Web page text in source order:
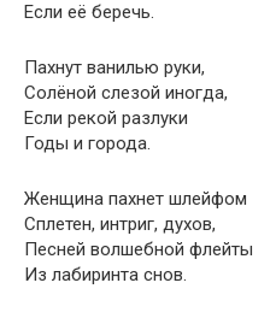
Если её беречь.
Пахнут ванилью руки,
Солёной слезой иногда,
Если рекой разлуки
Годы и города.
Женщина пахнет шлейфом
Сплетен, интриг, духов,
Песней волшебной флейты
Из лабиринта снов.